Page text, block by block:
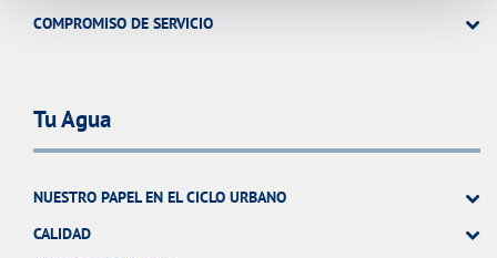
COMPROMISO DE SERVICIO
Tu Agua
NUESTRO PAPEL EN EL CICLO URBANO
CALIDAD